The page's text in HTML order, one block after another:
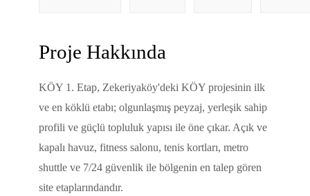
Proje Hakkında
KÖY 1. Etap, Zekeriyaköy'deki KÖY projesinin ilk
ve en köklü etabı; olgunlaşmış peyzaj, yerleşik sahip
profili ve güçlü topluluk yapısı ile öne çıkar. Açık ve
kapalı havuz, fitness salonu, tenis kortları, metro
shuttle ve 7/24 güvenlik ile bölgenin en talep gören
site etaplarındandır.